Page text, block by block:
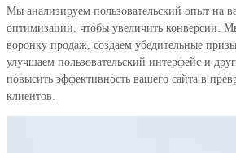
Мы анализируем пользовательский опыт на
оптимизации, чтобы увеличить конверсии.
воронку продаж, создаем убедительные
улучшаем пользовательский интерфейс и
повысить эффективность вашего сайта в
клиентов.